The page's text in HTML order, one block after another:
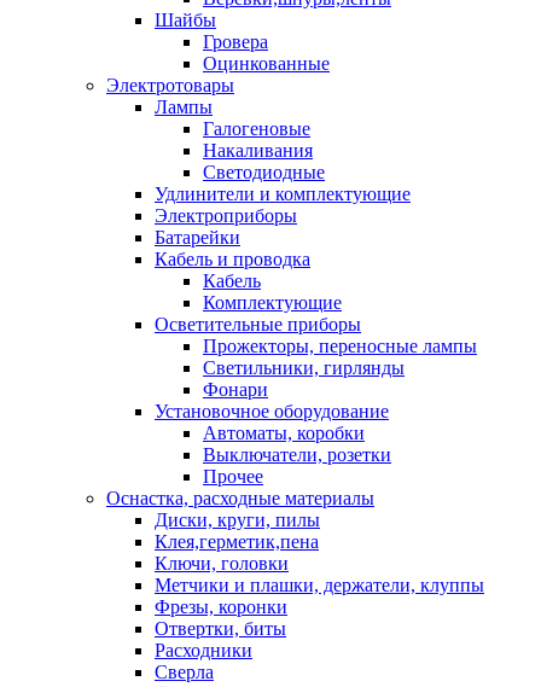
Шайбы
Гровера
Оцинкованные
Электротовары
Лампы
Галогеновые
Накаливания
Светодиодные
Удлинители и комплектующие
Электроприборы
Батарейки
Кабель и проводка
Кабель
Комплектующие
Осветительные приборы
Прожекторы, переносные лампы
Светильники, гирлянды
Фонари
Установочное оборудование
Автоматы, коробки
Выключатели, розетки
Прочее
Оснастка, расходные материалы
Диски, круги, пилы
Клея,герметик,пена
Ключи, головки
Метчики и плашки, держатели, клуппы
Фрезы, коронки
Отвертки, биты
Расходники
Сверла